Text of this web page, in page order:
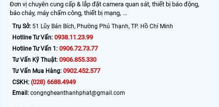
Đơn vị chuyên cung cấp & lắp đặt camera quan sát, thiết bị báo động,
báo cháy, máy chấm công, thiết bị mạng, ...
Trụ Sở: 51 Lũy Bán Bích, Phường Phú Thạnh, TP. Hồ Chí Minh
Hotline Tư Vấn: 0938.11.23.99
Hotline Tư Vấn 1: 0906.72.73.77
Tư Vấn Kỹ Thuật: 0906.855.330
Tư Vấn Mua Hàng: 0902.452.577
CSKH: (028) 6688.4949
Email: congngheanthanhphat@gmail.com